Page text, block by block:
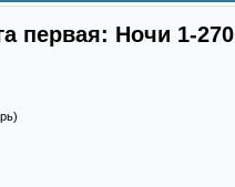
первая: Ночи 1-270